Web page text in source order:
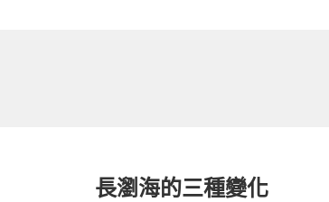
長瀏海的三種變化